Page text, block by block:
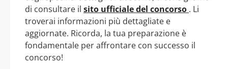
di consultare il sito ufficiale del concorso . Li
troverai informazioni più dettagliate e
aggiornate. Ricorda, la tua preparazione è
fondamentale per affrontare con successo il
concorso!